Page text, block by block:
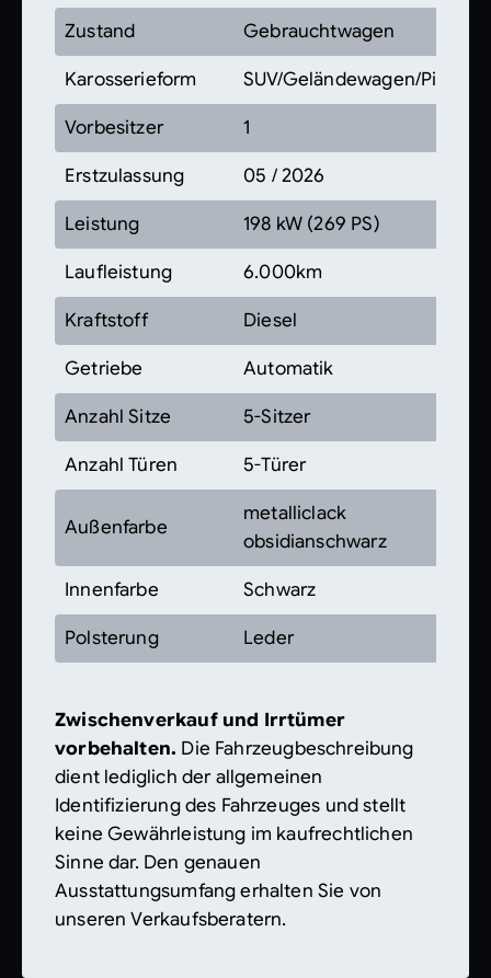
Zustand Gebrauchtwagen
Karosserieform SUV/Geländewagen/Pickup
Vorbesitzer 1
Erstzulassung 05 / 2026
Leistung 198 kW (269 PS)
Laufleistung 6.000km
Kraftstoff Diesel
Getriebe Automatik
Anzahl Sitze 5-Sitzer
Anzahl Türen 5-Türer
Außenfarbe
metalliclack
obsidianschwarz
Innenfarbe Schwarz
Polsterung Leder
Zwischenverkauf und Irrtümer
vorbehalten. Die Fahrzeugbeschreibung
dient lediglich der allgemeinen
Identifizierung des Fahrzeuges und stellt
keine Gewährleistung im kaufrechtlichen
Sinne dar. Den genauen
Ausstattungsumfang erhalten Sie von
unseren Verkaufsberatern.